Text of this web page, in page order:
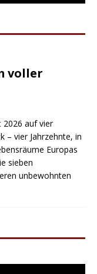
voller
2026 auf vier
– vier Jahrzehnte, in
Europas
sieben
unbewohnten